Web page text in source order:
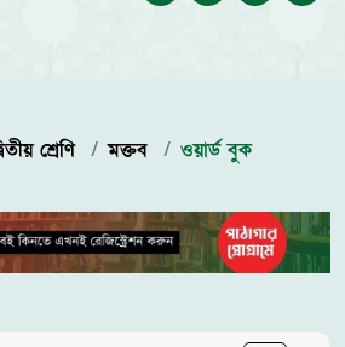
শ্রেণি মক্তব ওয়ার্ড বুক